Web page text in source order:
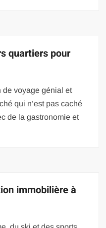
quartiers pour
de voyage génial et
qui n’est pas caché
de la gastronomie et
immobilière à